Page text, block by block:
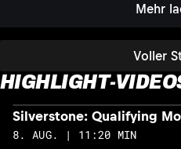
Voller
Mehr
HIGHLIGHT-
Silverstone: Qualifying
8. AUG. | 11:20 MIN